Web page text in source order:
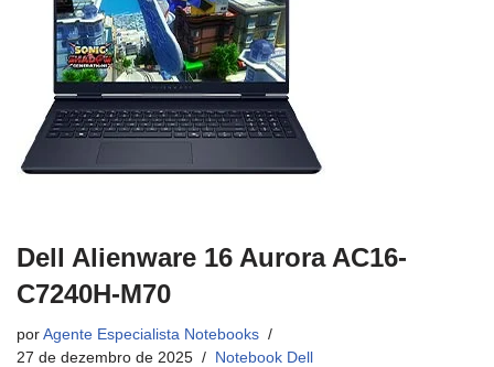
Dell Alienware 16 Aurora AC16-
C7240H-M70
por Agente Especialista Notebooks
27 de dezembro de 2025
Notebook Dell